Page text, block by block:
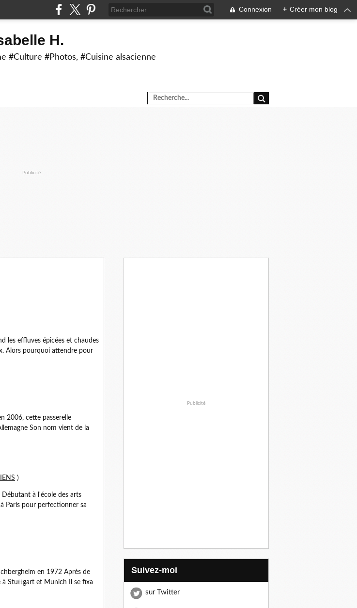
Connexion + Créer mon blog
H.
#Culture #Photos, #Cuisine alsacienne
Publicité
les effluves épicées et chaudes
Alors pourquoi attendre pour
2006, cette passerelle
Son nom vient de la
)
à l'école des arts
Paris pour perfectionner sa
en 1972 Après de
Stuttgart et Munich Il se fixa
Publicité
Suivez-moi
sur Twitter